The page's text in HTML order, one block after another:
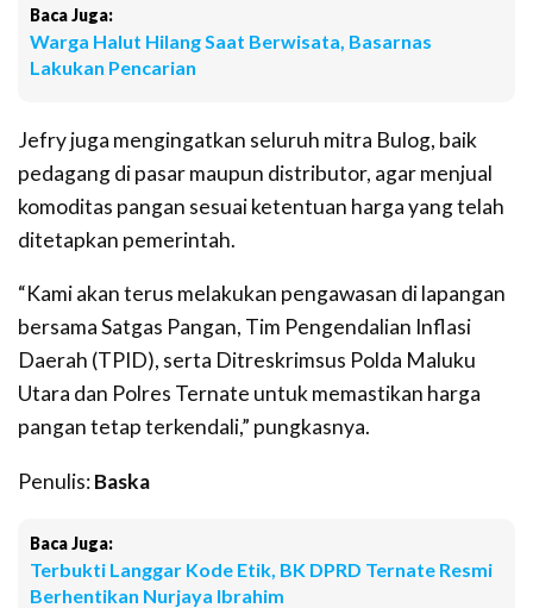
Baca Juga:
Warga Halut Hilang Saat Berwisata, Basarnas
Lakukan Pencarian
Jefry juga mengingatkan seluruh mitra Bulog, baik
pedagang di pasar maupun distributor, agar menjual
komoditas pangan sesuai ketentuan harga yang telah
ditetapkan pemerintah.
“Kami akan terus melakukan pengawasan di lapangan
bersama Satgas Pangan, Tim Pengendalian Inflasi
Daerah (TPID), serta Ditreskrimsus Polda Maluku
Utara dan Polres Ternate untuk memastikan harga
pangan tetap terkendali,” pungkasnya.
Penulis:Baska
Baca Juga:
Terbukti Langgar Kode Etik, BK DPRD Ternate Resmi
Berhentikan Nurjaya Ibrahim